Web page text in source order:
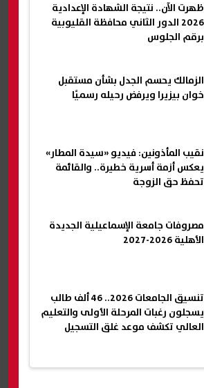
ظهرت الآن.. نتيجة الشهادة الإعدادية
2026 الدور الثاني محافظة القليوبية
برقم الجلوس
الزمالك يحسم الجدل بشأن مستقبل
خوان بيزيرا ويرفض رحيله رسميًا
نقيب المأذونين: فيديو «سيدة المطار»
يعكس أزمة أسرية خطيرة.. والقائمة
تحفظ حق الزوجة
مصروفات جامعة الإسماعيلية الجديدة
الأهلية 2026-2027
تنسيق الجامعات 2026.. 46 ألف طالب
يسجلون رغبات المرحلة الأولى والتعليم
العالي تكشف موعد غلق التسجيل